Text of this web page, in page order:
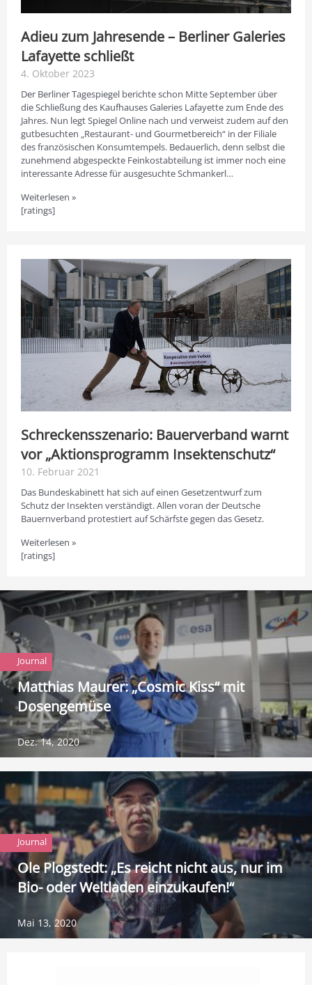
Adieu zum Jahresende – Berliner Galeries
Lafayette schließt
4. Oktober 2023
Der Berliner Tagespiegel berichte schon Mitte September über
die Schließung des Kaufhauses Galeries Lafayette zum Ende des
Jahres. Nun legt Spiegel Online nach und verweist zudem auf den
gutbesuchten „Restaurant- und Gourmetbereich“ in der Filiale
des französischen Konsumtempels. Bedauerlich, denn selbst die
zunehmend abgespeckte Feinkostabteilung ist immer noch eine
interessante Adresse für ausgesuchte Schmankerl…
Weiterlesen »
[ratings]
Schreckensszenario: Bauerverband warnt
vor „Aktionsprogramm Insektenschutz“
10. Februar 2021
Das Bundeskabinett hat sich auf einen Gesetzentwurf zum
Schutz der Insekten verständigt. Allen voran der Deutsche
Bauernverband protestiert auf Schärfste gegen das Gesetz.
Weiterlesen »
[ratings]
Matthias Maurer: „Cosmic Kiss“ mit
Dosengemüse
Ole Plogstedt: „Es reicht nicht aus, nur im
Bio- oder Weltladen einzukaufen!“